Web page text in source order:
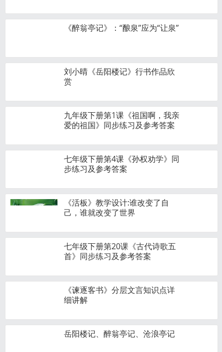
《醉翁亭记》：“酿泉”应为“让泉”
刘小晴《岳阳楼记》行书作品欣
赏
九年级下册第1课《祖国啊，我亲
爱的祖国》同步练习及参考答案
七年级下册第4课《孙权劝学》同
步练习及参考答案
《活板》教学​设计:谁改变了自
己，谁就改变了世界
七年级下册第20课《古代诗歌五
首》同步练习及参考答案
《谏逐客书》分层文言知识点详
细讲解
岳阳楼记、醉翁亭记、沧浪亭记